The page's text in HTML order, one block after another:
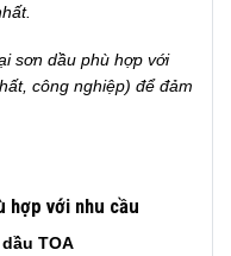
sơn dầu phù hợp với
công nghiệp) để đảm
hợp với nhu cầu
TOA